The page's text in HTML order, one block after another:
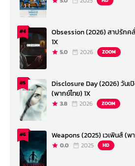
#4
Obsession (2026) สาปรักค
1X
5.0 2026 ZOOM
#5
Disclosure Day (2026) วันเ
(พากย์ไทย) 1X
3.8 2026 ZOOM
#6 Weapons (2025) เวเพินส์ (พ
0.0 2025 HD